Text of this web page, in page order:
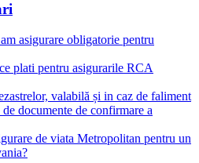
asigurare obligatorie pentru
plati pentru asigurarile RCA
valabilă și in caz de faliment
documente de confirmare a
de viata Metropolitan pentru un